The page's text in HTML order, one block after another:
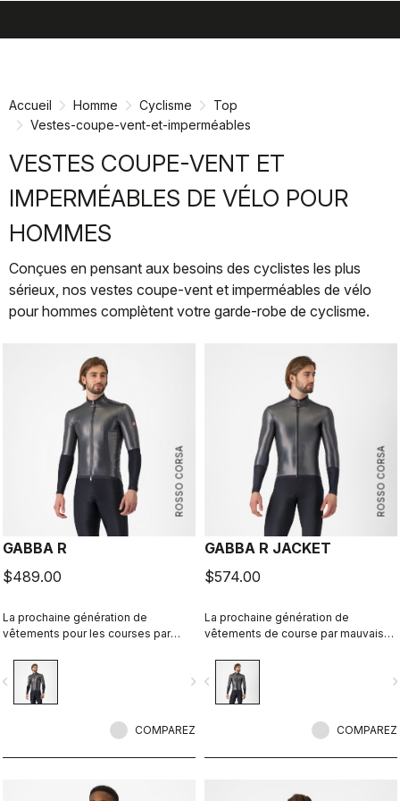
directement
navigation
directement
Accueil Homme Cyclisme
Top
Vestes-coupe-vent-et-imperméables
VESTES COUPE-VENT ET
IMPERMÉABLES DE VÉLO POUR
HOMMES
Conçues en pensant aux besoins des cyclistes les plus
sérieux, nos vestes coupe-vent et imperméables de vélo
pour hommes complètent votre garde-robe de cyclisme.
ROSSO CORSA
GABBA R
$489.00
La prochaine génération de
vêtements pour les courses par
à manches courtes Gabba R est la
plus protectrice et la plus
aérodynamique de tous les temps.
navigate_next
COMPAREZ
ROSSO CORSA
GABBA R JACKET
$574.00
La prochaine génération de
vêtements de course par mauvais
manches longues Gabba R est la
plus protectrice et la plus
aérodynamique de tous les temps.
navigate_before
COMPAREZ